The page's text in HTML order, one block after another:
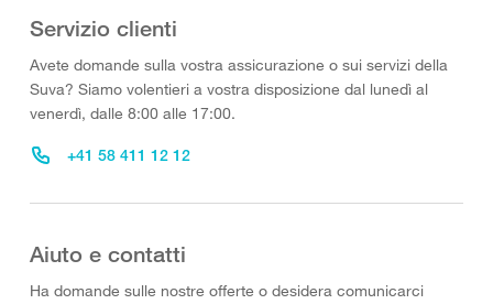
Servizio clienti
Avete domande sulla vostra assicurazione o sui servizi della
Suva? Siamo volentieri a vostra disposizione dal lunedì al
venerdì, dalle 8:00 alle 17:00.
+41 58 411 12 12
Aiuto e contatti
Ha domande sulle nostre offerte o desidera comunicarci